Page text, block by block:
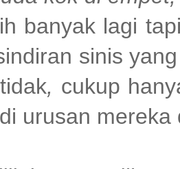
banyak lagi
sinis
, cukup
urusan mereka